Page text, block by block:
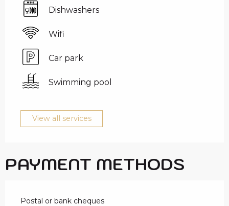
Dishwashers
Wifi
Car park
Swimming pool
View all services
PAYMENT METHODS
Postal or bank cheques